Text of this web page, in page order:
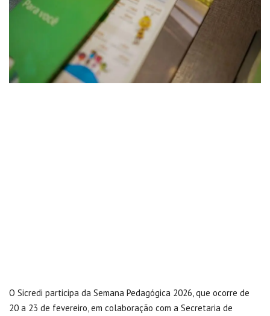
O Sicredi participa da Semana Pedagógica 2026, que ocorre de
20 a 23 de fevereiro, em colaboração com a Secretaria de